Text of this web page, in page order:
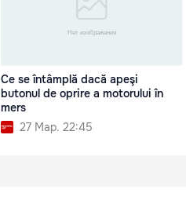
Ce se întâmplă dacă apeşi
butonul de oprire a motorului în
mers
27 Мар. 22:45